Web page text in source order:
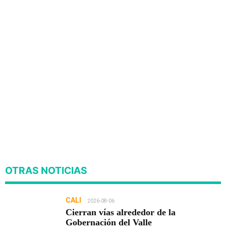
OTRAS NOTICIAS
CALI 2026-08-06
Cierran vías alrededor de la
Gobernación del Valle